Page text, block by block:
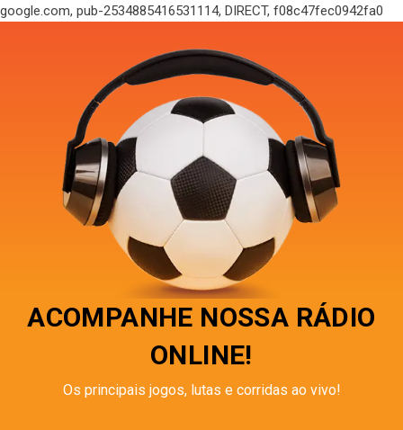
google.com, pub-2534885416531114, DIRECT, f08c47fec0942fa0
ACOMPANHE NOSSA RÁDIO
ONLINE!
Os principais jogos, lutas e corridas ao vivo!